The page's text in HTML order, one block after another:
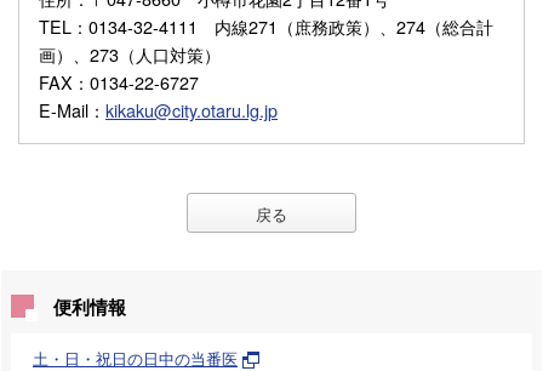
TEL ：0134-32-4111 内線271（庶務政策）、274（総合計
画）、273（人口対策）
FAX ：0134-22-6727
E-Mail ： kikaku@city.otaru.lg.jp
戻る
便利情報
土・日・祝日の日中の当番医